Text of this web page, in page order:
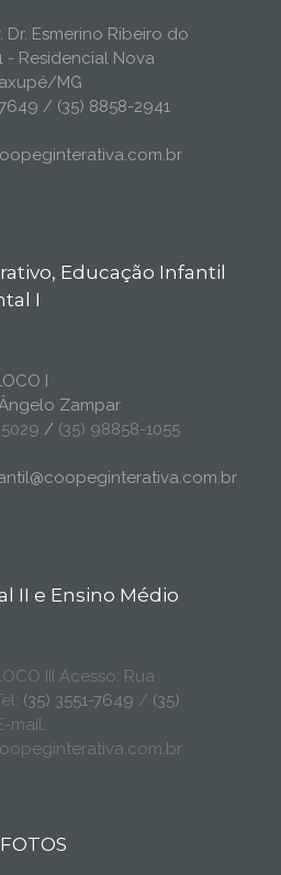
Dr. Esmerino Ribeiro do
- Residencial Nova
MG
7649 / (35) 8858-2941
Educação Infantil
I
I
Zampar
/ (35) 98858-1055
II e Ensino Médio
III Acesso: Rua
(35) 3551-7649 / (35)
mail: